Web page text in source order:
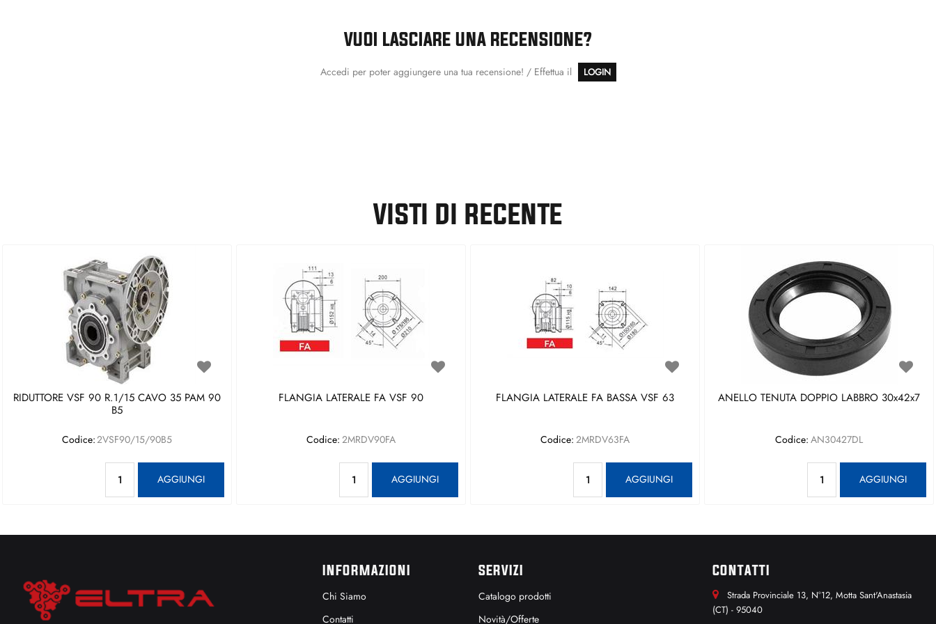
VUOI LASCIARE UNA RECENSIONE?
Accedi per poter aggiungere una tua recensione! / Effettua il LOGIN
VISTI DI RECENTE
RIDUTTORE VSF 90 R.1/15 CAVO 35 PAM 90
B5
Codice:2VSF90/15/90B5
AGGIUNGI
FLANGIA LATERALE FA VSF 90
Codice: 2MRDV90FA
AGGIUNGI
FLANGIA LATERALE FA BASSA VSF 63
Codice: 2MRDV63FA
AGGIUNGI
ANELLO TENUTA DOPPIO LABBRO 30x42x7
Codice: AN30427DL
AGGIUNGI
INFORMAZIONI
Chi Siamo
Contatti
SERVIZI
Catalogo prodotti
Novità/Offerte
CONTATTI
Strada Provinciale 13, N°12, Motta Sant'Anastasia
(CT) - 95040